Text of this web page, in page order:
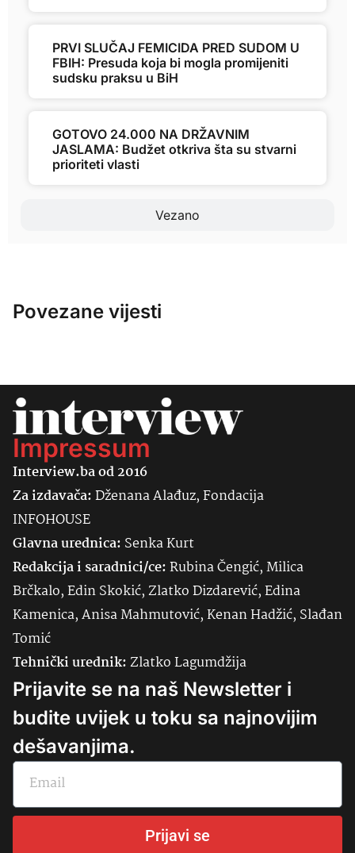
Vezano
PRVI SLUČAJ FEMICIDA PRED SUDOM U
FBIH: Presuda koja bi mogla promijeniti
sudsku praksu u BiH
GOTOVO 24.000 NA DRŽAVNIM
JASLAMA: Budžet otkriva šta su stvarni
prioriteti vlasti
Povezane vijesti
Impressum
Interview.ba od 2016
Za izdavača:Dženana Alađuz, Fondacija
INFOHOUSE
Glavna urednica: SenkaKurt
Redakcija i saradnici/ce:Rubina Čengić, Milica
Brčkalo, Edin Skokić, Zlatko Dizdarević, Edina
Kamenica, Anisa Mahmutović, Kenan Hadžić, Slađan
Tomić
Tehnički urednik:Zlatko Lagumdžija
Prijavite se na naš Newsletter i
budite uvijek u toku sa najnovijim
dešavanjima.
Prijavi se